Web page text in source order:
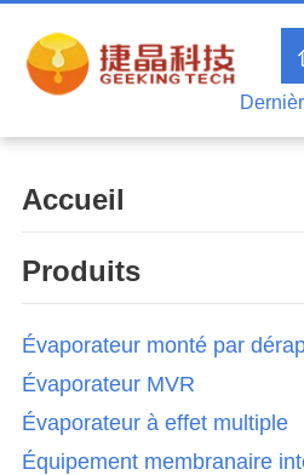
Accueil
Produits
Évaporateur monté par
Évaporateur MVR
Évaporateur à effet multiple
Équipement membranaire